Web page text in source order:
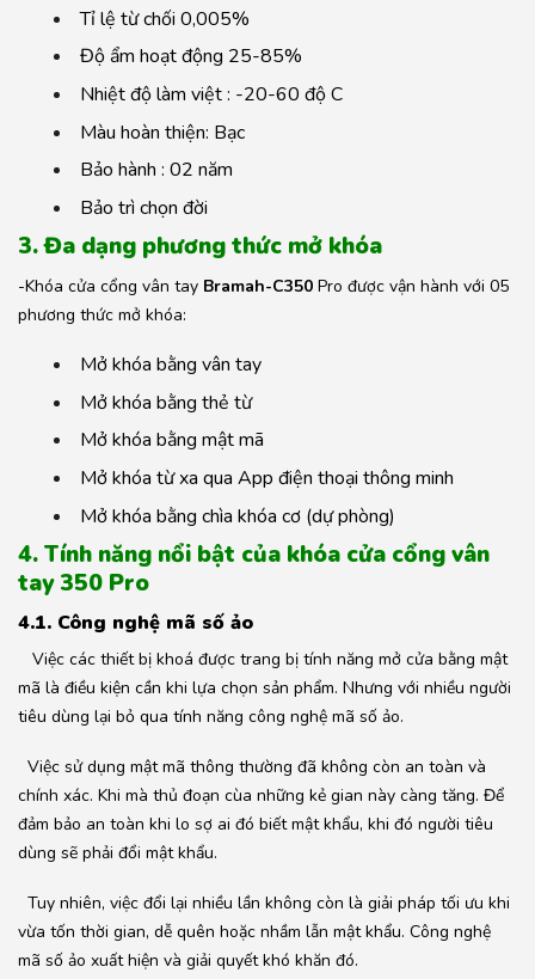
Tỉ lệ từ chối 0,005%
Độ ẩm hoạt động 25-85%
Nhiệt độ làm việt : -20-60 độ C
Màu hoàn thiện: Bạc
Bảo hành : 02 năm
Bảo trì chọn đời
3. Đa dạng phương thức mở khóa
-Khóa cửa cổng vân tay Bramah-C350 Pro được vận hành với 05
phương thức mở khóa:
Mở khóa bằng vân tay
Mở khóa bằng thẻ từ
Mở khóa bằng mật mã
Mở khóa từ xa qua App điện thoại thông minh
Mở khóa bằng chìa khóa cơ (dự phòng)
4. Tính năng nổi bật của khóa cửa cổng vân
tay 350 Pro
4.1. Công nghệ mã số ảo
Việc các thiết bị khoá được trang bị tính năng mở cửa bằng mật
mã là điều kiện cần khi lựa chọn sản phẩm. Nhưng với nhiều người
tiêu dùng lại bỏ qua tính năng công nghệ mã số ảo.
Việc sử dụng mật mã thông thường đã không còn an toàn và
chính xác. Khi mà thủ đoạn cùa những kẻ gian này càng tăng. Để
đảm bảo an toàn khi lo sợ ai đó biết mật khẩu, khi đó người tiêu
dùng sẽ phải đổi mật khẩu.
Tuy nhiên, việc đổi lại nhiều lần không còn là giải pháp tối ưu khi
vừa tốn thời gian, dễ quên hoặc nhầm lẫn mật khẩu. Công nghệ
mã số ảo xuất hiện và giải quyết khó khăn đó.